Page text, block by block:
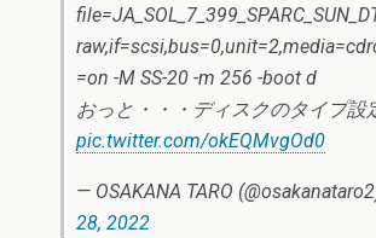
=on -M SS-20 -m 256 -boot d
おっと・・・ディスクのタイプ設
pic.twitter.com/okEQMvgOd0
— OSAKANA TARO
28, 2022